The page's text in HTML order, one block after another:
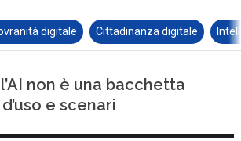
digitale Cittadinanza digitale
non è una bacchetta
e scenari